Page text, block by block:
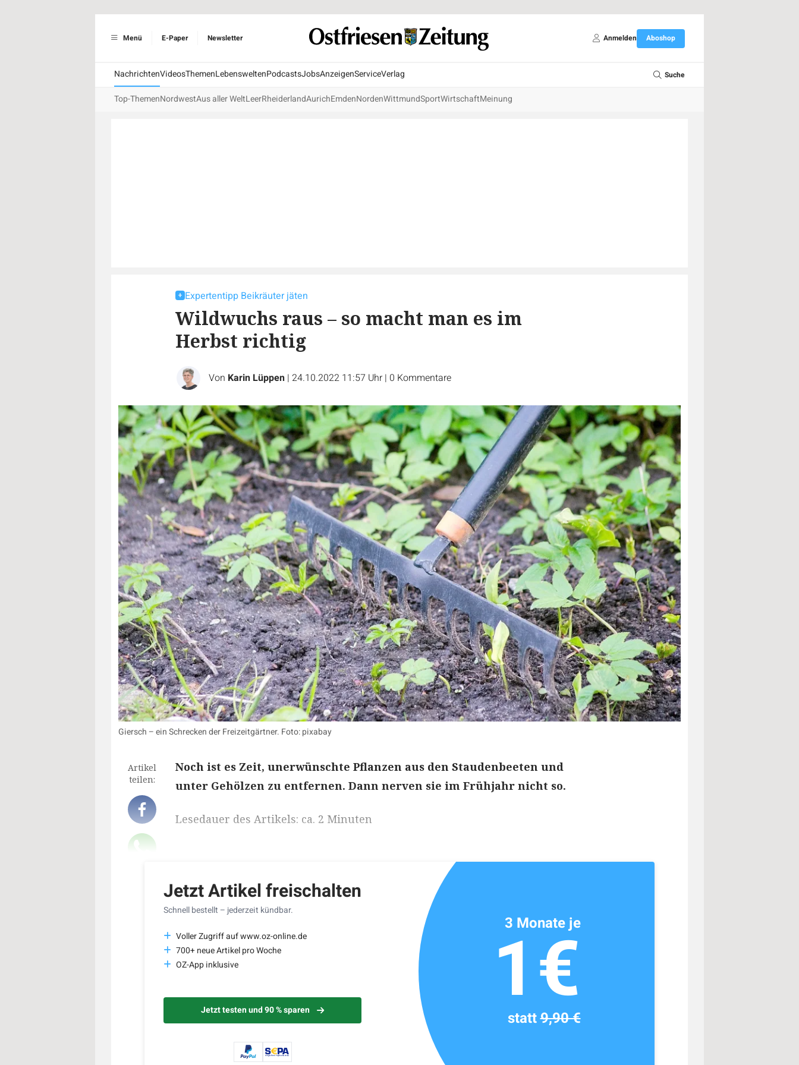
Menü E-Paper Newsletter Anmelden Aboshop
NachrichtenVideosThemenLebensweltenPodcastsJobsAnzeigenServiceVerlag Suche
Top-ThemenNordwestAus aller WeltLeerRheiderlandAurichEmdenNordenWittmundSportWirtschaftMeinung
Expertentipp Beikräuter jäten
Wildwuchs raus – so macht man es im
Herbst richtig
Von Karin Lüppen | 24.10.2022 11:57 Uhr | 0 Kommentare
Giersch – ein Schrecken der Freizeitgärtner. Foto: pixabay
Artikel
teilen:
Noch ist es Zeit, unerwünschte Pflanzen aus den Staudenbeeten und
unter Gehölzen zu entfernen. Dann nerven sie im Frühjahr nicht so.
Lesedauer des Artikels: ca. 2 Minuten
Jetzt Artikel freischalten
Schnell bestellt – jederzeit kündbar.
Voller Zugriff auf www.oz-online.de
700+ neue Artikel pro Woche
OZ-App inklusive
Jetzt testen und 90 % sparen
3 Monate je
1€
statt9,90 €